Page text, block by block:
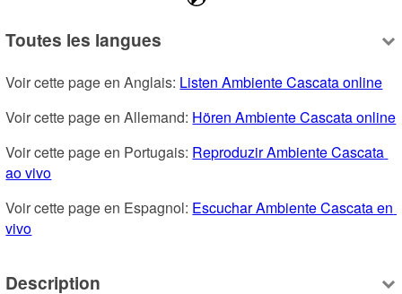
Toutes les langues
Voir cette page en Anglais: Listen Ambiente Cascata online
Voir cette page en Allemand: Hören Ambiente Cascata online
Voir cette page en Portugais: Reproduzir Ambiente Cascata
ao vivo
Voir cette page en Espagnol: Escuchar Ambiente Cascata en
vivo
Description